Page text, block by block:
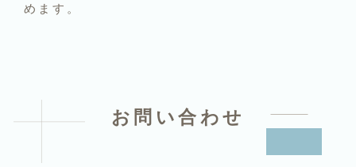
めます。
お問い合わせ